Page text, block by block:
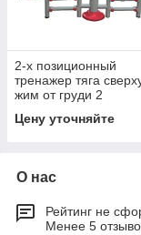
2-х позиционный
тренажер тяга
жим от груди 2
Цену уточняйте
О нас
Рейтинг не
Менее 5